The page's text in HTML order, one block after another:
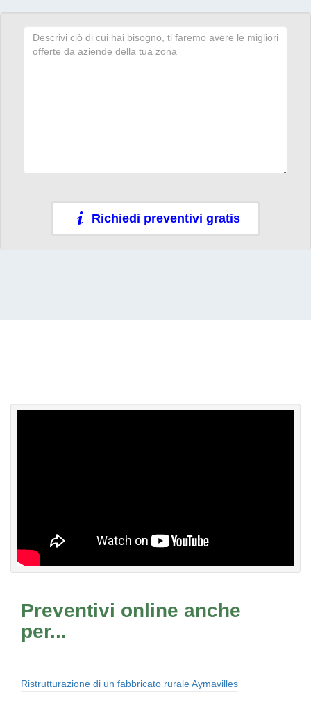
Richiedi preventivi gratis
Preventivi online anche
per...
Ristrutturazione di un fabbricato rurale Aymavilles